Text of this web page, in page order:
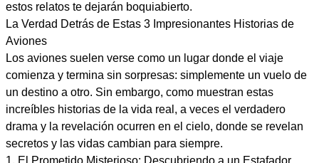
estos relatos te dejarán boquiabierto.
La Verdad Detrás de Estas 3 Impresionantes Historias de
Aviones
Los aviones suelen verse como un lugar donde el viaje
comienza y termina sin sorpresas: simplemente un vuelo de
un destino a otro. Sin embargo, como muestran estas
increíbles historias de la vida real, a veces el verdadero
drama y la revelación ocurren en el cielo, donde se revelan
secretos y las vidas cambian para siempre.
1. El Prometido Misterioso: Descubriendo a un Estafador